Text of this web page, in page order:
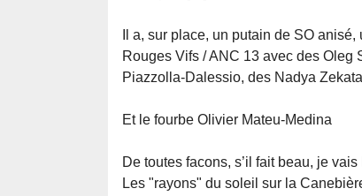
Il a, sur place, un putain de SO
Rouges Vifs / ANC 13 avec des
Piazzolla-Dalessio, des Nadya
Et le fourbe Olivier Mateu-Medina
De toutes facons, s’il fait beau, je
Les "rayons" du soleil sur la